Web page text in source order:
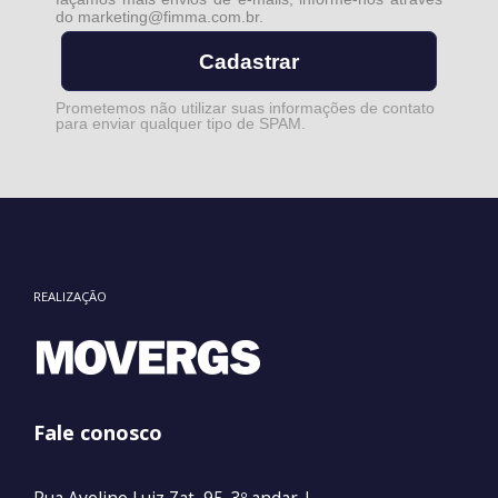
do marketing@fimma.com.br.
Cadastrar
Prometemos não utilizar suas informações de contato
para enviar qualquer tipo de SPAM.
REALIZAÇÃO
Fale conosco